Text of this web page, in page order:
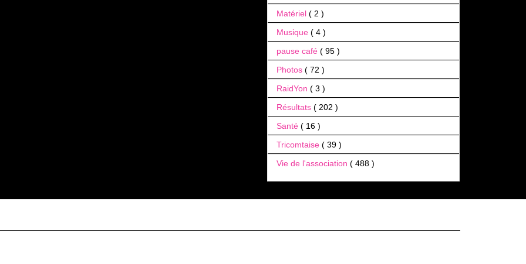
Matériel ( 2 )
Musique ( 4 )
pause café ( 95 )
Photos ( 72 )
RaidYon ( 3 )
Résultats ( 202 )
Santé ( 16 )
Tricomtaise ( 39 )
Vie de l'association ( 488 )